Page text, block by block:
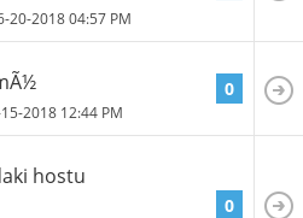
20-201804:57 PM
2018 12:44 PM
0
hostu
0